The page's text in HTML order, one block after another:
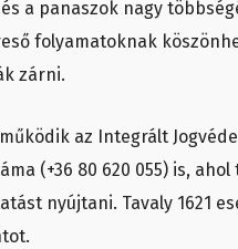
a panaszok nagy
folyamatoknak
zárni.
az Integrált
(+36 80 620 055) is,
nyújtani. Tavaly 1621